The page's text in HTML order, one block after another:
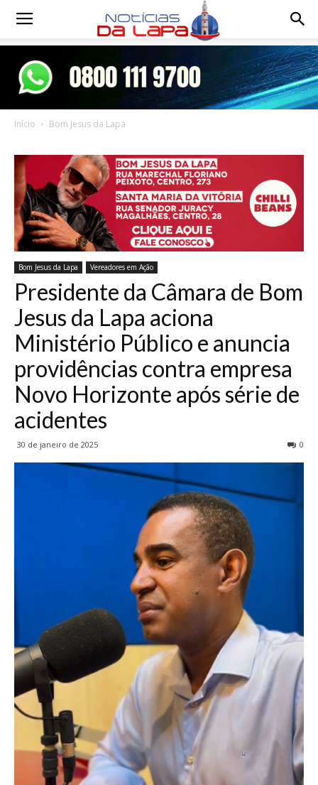
Notícias
Início Bom Jesus da Lapa
Bom Jesus da Lapa Vereadores em Ação
Presidente da Câmara de Bom
Jesus da Lapa aciona
Ministério Público e anuncia
providências contra empresa
Novo Horizonte após série de
acidentes
30 de janeiro de 2025 0